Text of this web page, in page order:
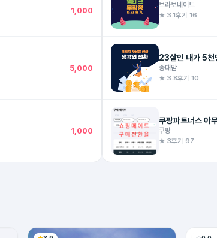
1,000
5,000
1,000
브라보네이트
★ 3.1후기 16
23살인 내가 5천
종대맘
★ 3.8후기 10
쿠팡파트너스 아
쿠팡
★ 3후기 97